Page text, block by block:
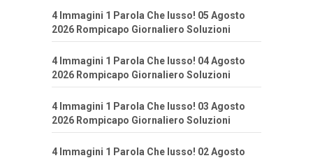
4 Immagini 1 Parola Che lusso! 05 Agosto
2026 Rompicapo Giornaliero Soluzioni
4 Immagini 1 Parola Che lusso! 04 Agosto
2026 Rompicapo Giornaliero Soluzioni
4 Immagini 1 Parola Che lusso! 03 Agosto
2026 Rompicapo Giornaliero Soluzioni
4 Immagini 1 Parola Che lusso! 02 Agosto